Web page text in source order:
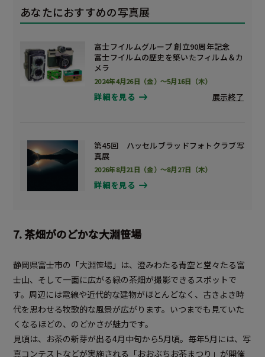
あなたにおすすめの写真展
富士フイルムグループ 創立90周年記念
富士フイルムの歴史を築いたフィルム＆カ
メラ
2024年4月26日（金）～5月16日（木）
詳細を見る 展示終了
第45回 ハッセルブラッドフォトクラブ写
真展
2026年8月21日（金）～8月27日（木）
詳細を見る
7. 茶畑がのどかな大淵笹場
静岡県富士市の「大淵笹場」は、澄みわたる青空と堂々たる富
士山、そして一面に広がる緑の茶畑が撮影できるスポットで
す。周辺には電線や近代的な建物がほとんどなく、古きよき時
代を思わせる牧歌的な風景が広がります。いつまでも見ていた
くなるほどの、のどかさが魅力です。
見頃は、お茶の新芽が出る4月中旬から5月頃。毎年5月には、写
真コンテストなどが実施される「おおぶちお茶まつり」が開催